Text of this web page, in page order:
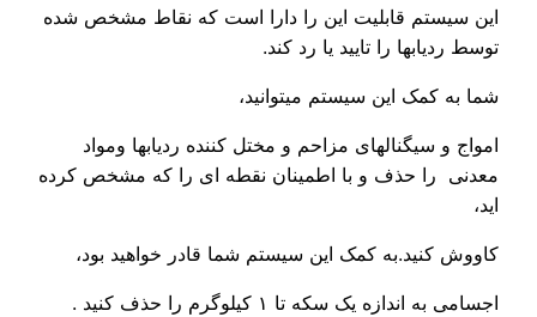
قابلیت این را دارا است که نقاط مشخص شده
را تایید یا رد کند.
این سیستم میتوانید،
مزاحم و مختل کننده ردیابها ومواد
حذف و با اطمینان نقطه ای را که مشخص کرده
کمک این سیستم شما قادر خواهید بود،
یک سکه تا ۱ کیلوگرم را حذف کنید .